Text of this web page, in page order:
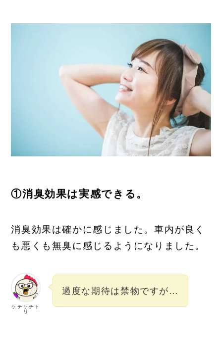
①消臭効果は実感できる。
消臭効果は確かに感じました。車内が 良く
も悪くも無臭に感じるようになりました。
ケチケチト
リ
過度な期待は禁物ですが…